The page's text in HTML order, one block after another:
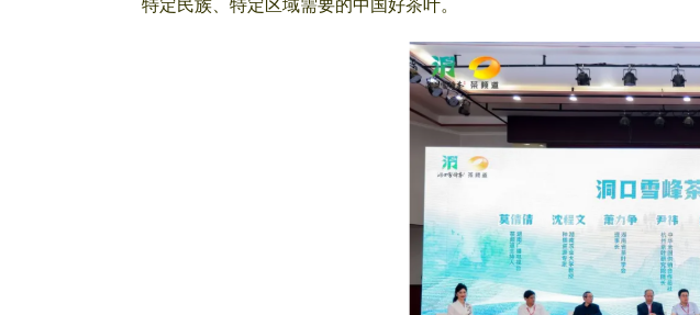
特定民族、特定区域需要的中国好茶叶。